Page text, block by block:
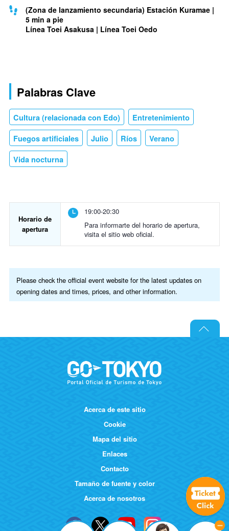
(Zona de lanzamiento secundaria) Estación Kuramae |
5 min a pie
Línea Toei Asakusa | Línea Toei Oedo
Palabras Clave
Cultura (relacionada con Edo) Entretenimiento
Fuegos artificiales Julio Ríos Verano
Vida nocturna
Horario de
apertura
19:00-20:30
Para informarte del horario de apertura,
visita el sitio web oficial.
Please check the official event website for the latest updates on
opening dates and times, prices, and other information.
Acerca de este sitio
Cookie
Mapa del sitio
Enlaces
Contacto
Tamaño de fuente y color
Acerca de nosotros